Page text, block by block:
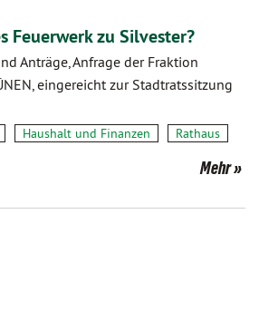
Feuerwerk zu Silvester?
Anträge, Anfrage der Fraktion
eingereicht zur Stadtratssitzung
Haushalt und Finanzen Rathaus
Mehr